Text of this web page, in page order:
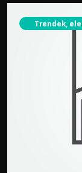
Trendek,